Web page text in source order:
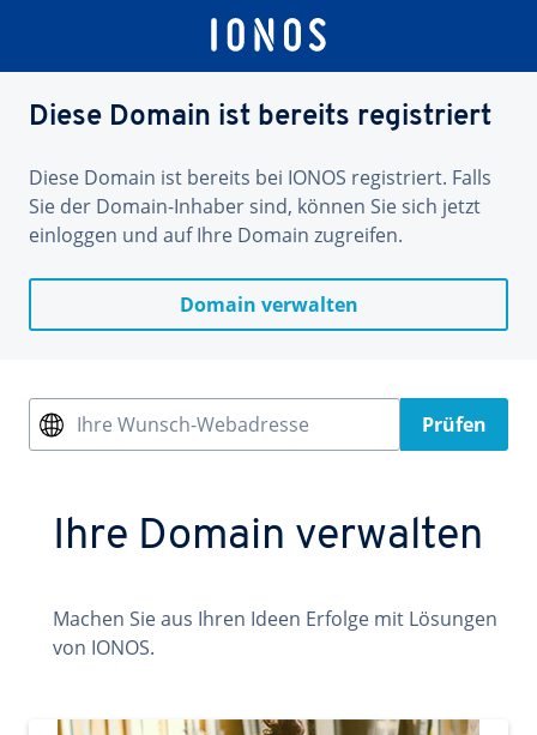
Diese Domain ist bereits registriert
Diese Domain ist bereits bei IONOS registriert. Falls
Sie der Domain-Inhaber sind, können Sie sich jetzt
einloggen und auf Ihre Domain zugreifen.
Domain verwalten
Ihre Wunsch-Webadresse Prüfen
Ihre Domain verwalten
Machen Sie aus Ihren Ideen Erfolge mit Lösungen
von IONOS.